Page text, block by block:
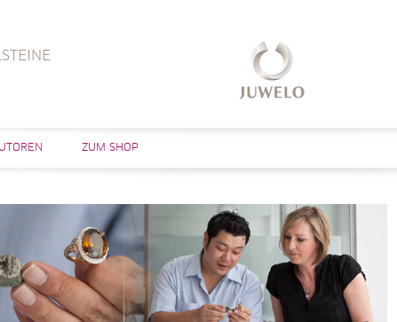
ZUM SHOP